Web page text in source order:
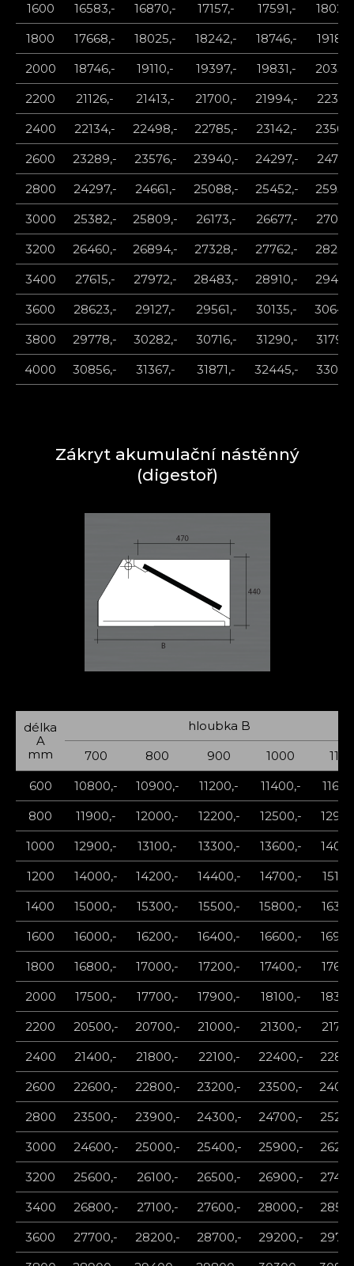
1600
16583,- 16870,- 17157,- 17591,-
1800
17668,- 18025,- 18242,- 18746,-
2000
18746,- 19110,- 19397,- 19831,-
2200
21126,- 21413,- 21700,- 21994,-
2400
22134,- 22498,- 22785,- 23142,-
2600
23289,- 23576,- 23940,- 24297,-
2800
24297,- 24661,- 25088,- 25452,-
3000
25382,- 25809,- 26173,- 26677,-
3200
26460,- 26894,- 27328,- 27762,-
3400
27615,- 27972,- 28483,- 28910,-
3600
28623,- 29127,- 29561,- 30135,-
3800
29778,- 30282,- 30716,- 31290,-
4000
30856,- 31367,- 31871,- 32445,-
Zákryt akumulační nástěnný
(digestoř)
délka
A
mm
hloubka B
700
800 900 1000
1100
600
10800,- 10900,- 11200,- 11400,-
800
11900,- 12000,- 12200,- 12500,-
1000
12900,- 13100,- 13300,- 13600,-
1200
14000,- 14200,- 14400,- 14700,-
1400
15000,- 15300,- 15500,- 15800,-
1600
16000,- 16200,- 16400,- 16600,-
1800
16800,- 17000,- 17200,- 17400,-
2000
17500,- 17700,- 17900,- 18100,-
2200
20500,- 20700,- 21000,- 21300,-
2400
21400,- 21800,- 22100,- 22400,-
2600
22600,- 22800,- 23200,- 23500,-
2800
23500,- 23900,- 24300,- 24700,-
3000
24600,- 25000,- 25400,- 25900,-
3200
25600,- 26100,- 26500,- 26900,-
3400
26800,- 27100,- 27600,- 28000,-
3600
27700,- 28200,- 28700,- 29200,-